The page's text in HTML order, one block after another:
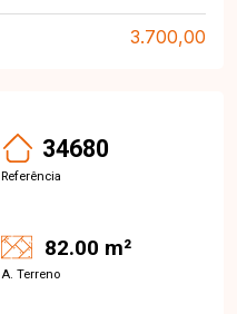
3.700,00
34680
Referência
82.00 m²
A. Terreno